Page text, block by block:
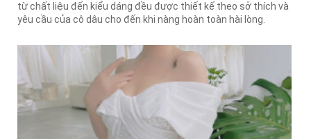
từ chất liệu đến kiểu dáng đều được thiết kế theo sở thích và
yêu cầu của cô dâu cho đến khi nàng hoàn toàn hài lòng.